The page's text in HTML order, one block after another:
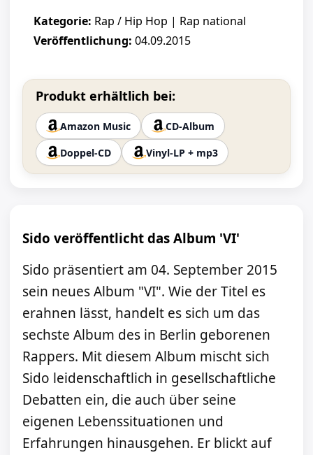
Kategorie: Rap / Hip Hop | Rap national
Veröffentlichung: 04.09.2015
Produkt erhältlich bei:
Amazon Music
CD-Album
Doppel-CD
Vinyl-LP + mp3
Sido veröffentlicht das Album 'VI'
Sido präsentiert am 04. September 2015
sein neues Album "VI". Wie der Titel es
erahnen lässt, handelt es sich um das
sechste Album des in Berlin geborenen
Rappers. Mit diesem Album mischt sich
Sido leidenschaftlich in gesellschaftliche
Debatten ein, die auch über seine
eigenen Lebenssituationen und
Erfahrungen hinausgehen. Er blickt auf